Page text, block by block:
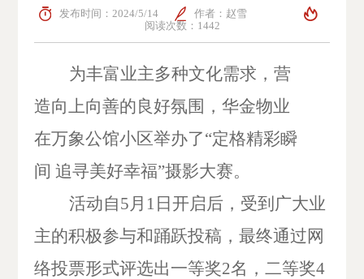
发布时间：2024/5/14
作者：赵雪
阅读次数：1442
为丰富业主多种文化需求 ，营
造向上向善的良好氛围 ，华金物业
在万象公馆小区举办了“定格精彩瞬
间 追寻美好幸福”摄影大赛。
活动自5月1日开启后，受到广大业
主的积极参与和踊跃投稿，最终通过网
络投票形式评选出一等奖2名，二等奖4